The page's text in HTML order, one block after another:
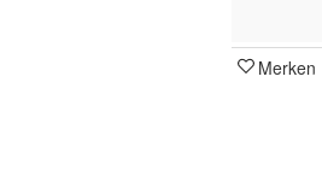
Merken